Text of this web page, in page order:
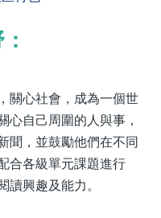
關心社會，成為一個世
心自己周圍的人與事，
聞，並鼓勵他們在不同
合各級單元課題進行
讀興趣及能力。